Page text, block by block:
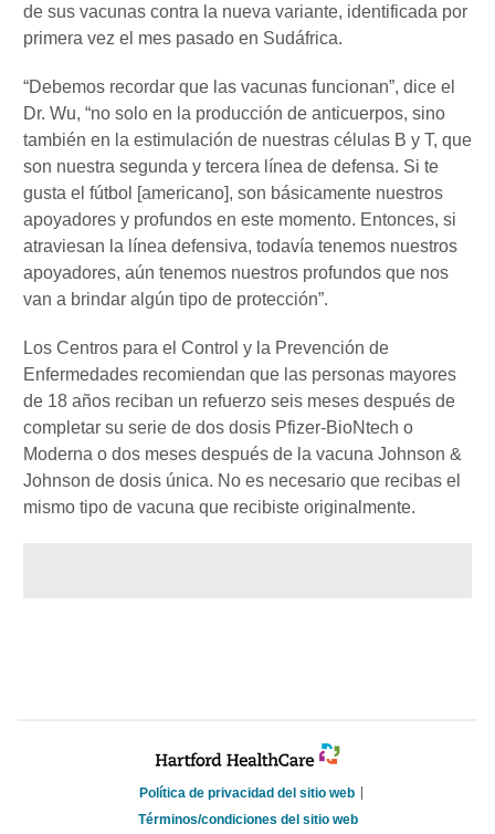
de sus vacunas contra la nueva variante, identificada por
primera vez el mes pasado en Sudáfrica.
“Debemos recordar que las vacunas funcionan”, dice el
Dr. Wu, “no solo en la producción de anticuerpos, sino
también en la estimulación de nuestras células B y T, que
son nuestra segunda y tercera línea de defensa. Si te
gusta el fútbol [americano], ​​son básicamente nuestros
apoyadores y profundos en este momento. Entonces, si
atraviesan la línea defensiva, todavía tenemos nuestros
apoyadores, aún tenemos nuestros profundos que nos
van a brindar algún tipo de protección”.
Los Centros para el Control y la Prevención de
Enfermedades recomiendan que las personas mayores
de 18 años reciban un refuerzo seis meses después de
completar su serie de dos dosis Pfizer-BioNtech o
Moderna o dos meses después de la vacuna Johnson &
Johnson de dosis única. No es necesario que recibas el
mismo tipo de vacuna que recibiste originalmente.
Política de privacidad del sitio web
Términos/condiciones del sitio web